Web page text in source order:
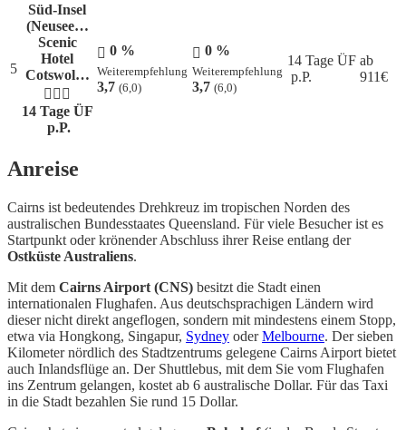
5
Süd-Insel
(Neusee…
Scenic
Hotel
Cotswol…
14 Tage ÜF
p.P.
0 %
Weiterempfehlung
3,7 (6,0)
0 %
Weiterempfehlung
3,7 (6,0)
14 Tage ÜF
p.P.
ab
911€
Anreise
Cairns ist bedeutendes Drehkreuz im tropischen Norden des
australischen Bundesstaates Queensland. Für viele Besucher ist es
Startpunkt oder krönender Abschluss ihrer Reise entlang der
Ostküste Australiens.
Mit dem Cairns Airport (CNS) besitzt die Stadt einen
internationalen Flughafen. Aus deutschsprachigen Ländern wird
dieser nicht direkt angeflogen, sondern mit mindestens einem Stopp,
etwa via Hongkong, Singapur, Sydney oderMelbourne. Der sieben
Kilometer nördlich des Stadtzentrums gelegene Cairns Airport bietet
auch Inlandsflüge an. Der Shuttlebus, mit dem Sie vom Flughafen
ins Zentrum gelangen, kostet ab 6 australische Dollar. Für das Taxi
in die Stadt bezahlen Sie rund 15 Dollar.